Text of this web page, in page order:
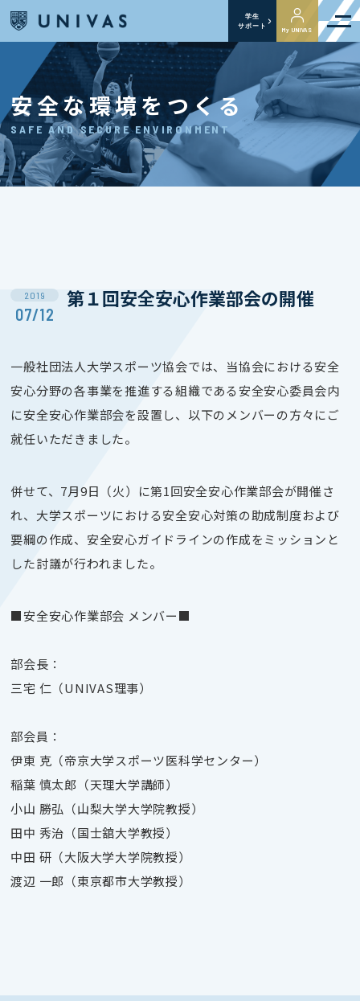
学生
サポート
My UNIVAS
安全な環境をつくる
SAFE AND SECURE ENVIRONMENT
2019
07/12
第１回安全安心作業部会の開催
一般社団法人大学スポーツ協会では、当協会における安全
安心分野の各事業を推進する組織である安全安心委員会内
に安全安心作業部会を設置し、以下のメンバーの方々にご
就任いただきました。
併せて、7月9日（火）に第1回安全安心作業部会が開催さ
れ、大学スポーツにおける安全安心対策の助成制度および
要綱の作成、安全安心ガイドラインの作成をミッションと
した討議が行われました。
■安全安心作業部会 メンバー■
部会長：
三宅 仁（UNIVAS理事）
部会員：
伊東 克（帝京大学スポーツ医科学センター）
稲葉 慎太郎（天理大学講師）
小山 勝弘（山梨大学大学院教授）
田中 秀治（国士舘大学教授）
中田 研（大阪大学大学院教授）
渡辺 一郎（東京都市大学教授）